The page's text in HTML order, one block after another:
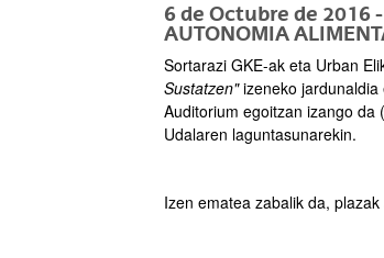
6 de Octubre de 2016
AUTONOMIA
Sortarazi GKE-ak eta Urban
Sustatzen"izeneko
Auditorium egoitzan izango da
Udalaren laguntasunarekin.
Izen ematea zabalik da,